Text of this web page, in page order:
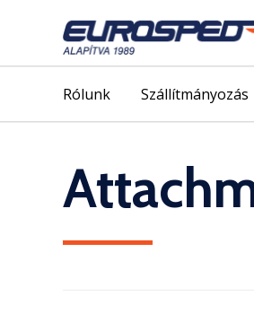
Rólunk Szállítmányozás